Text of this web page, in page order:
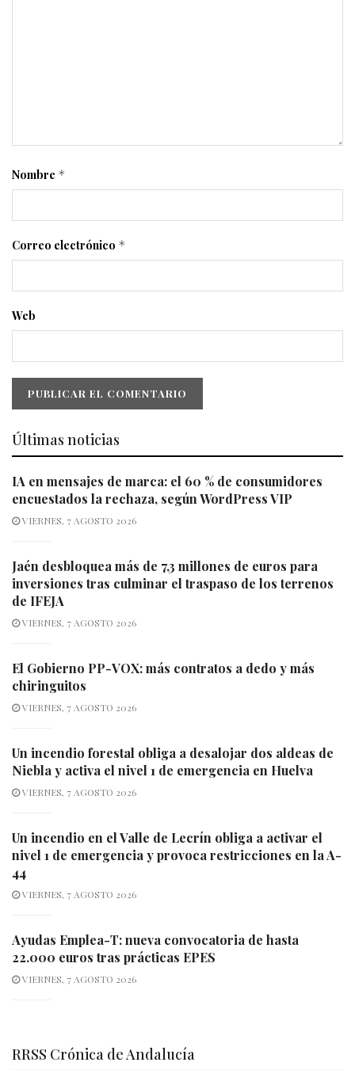
Nombre *
Correo electrónico *
Web
Últimas noticias
IA en mensajes de marca: el 60 % de consumidores
encuestados la rechaza, según WordPress VIP
VIERNES, 7 AGOSTO 2026
Jaén desbloquea más de 7,3 millones de euros para
inversiones tras culminar el traspaso de los terrenos
de IFEJA
VIERNES, 7 AGOSTO 2026
El Gobierno PP-VOX: más contratos a dedo y más
chiringuitos
VIERNES, 7 AGOSTO 2026
Un incendio forestal obliga a desalojar dos aldeas de
Niebla y activa el nivel 1 de emergencia en Huelva
VIERNES, 7 AGOSTO 2026
Un incendio en el Valle de Lecrín obliga a activar el
nivel 1 de emergencia y provoca restricciones en la A-
44
VIERNES, 7 AGOSTO 2026
Ayudas Emplea-T: nueva convocatoria de hasta
22.000 euros tras prácticas EPES
VIERNES, 7 AGOSTO 2026
RRSS Crónica de Andalucía